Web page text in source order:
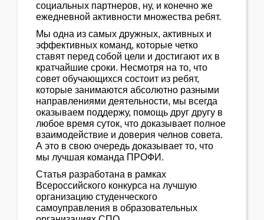
социальных партнеров, ну, и конечно же
ежедневной активности множества ребят.
Мы одна из самых дружных, активных и
эффективных команд, которые четко
ставят перед собой цели и достигают их в
кратчайшие сроки. Несмотря на то, что
совет обучающихся состоит из ребят,
которые занимаются абсолютно разными
направлениями деятельности, мы всегда
оказываем поддержу, помощь друг другу в
любое время суток, что доказывает полное
взаимодействие и доверия челнов совета.
А это в свою очередь доказывает то, что
мы лучшая команда ПРОФИ.
Статья разработана в рамках
Всероссийского конкурса на лучшую
организацию студенческого
самоуправления в образовательных